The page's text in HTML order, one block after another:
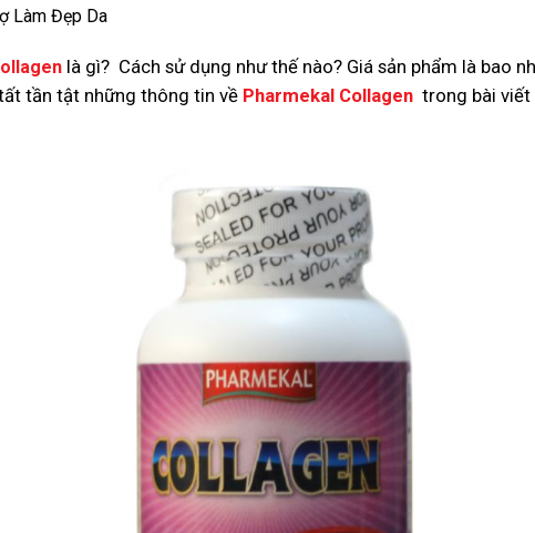
Làm Đẹp Da
là gì? Cách sử dụng như thế nào? Giá sản phẩm là bao
tần tật những thông tin về Pharmekal Collagen trong bài viết